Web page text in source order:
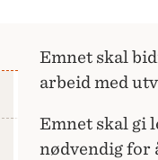
Emnet skal
arbeid med
Emnet skal gi
nødvendig for